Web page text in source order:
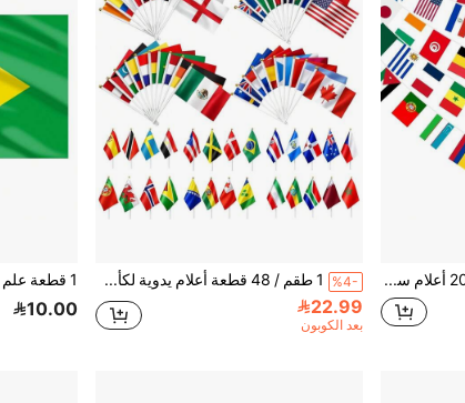
احتفل بكأس العالم 2026 أعلام سلسلة 48/32 دولة - لافتة أعلام معلقة دولية للغرف والحدائق وحانات الرياضة والافتتاحات الكبرى %4- 1 طقم / 48 قطعة أعلام يدوية لكأس العالم، 48 علم دولة دولية مع عصا لديكورات كأس العالم 2026 لحفلات كرة القدم الدولية
22.99
بعد الكوبون
10.00